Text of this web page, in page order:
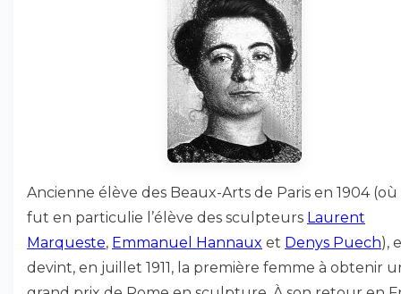
Ancienne élève des Beaux-Arts de Paris en 1904
fut en particulie l’élève des sculpteurs Laurent
Marqueste, Emmanuel Hannaux et Denys Puech),
devint, en juillet 1911, la première femme à obtenir